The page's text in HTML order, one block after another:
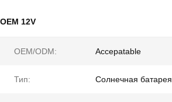
12V
OEM/ODM: Accepatable
Тип: Солнечная батарея